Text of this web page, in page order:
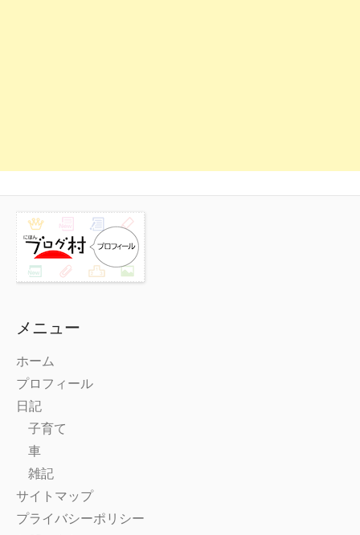
メニュー
ホーム
プロフィール
日記
子育て
車
雑記
サイトマップ
プライバシーポリシー